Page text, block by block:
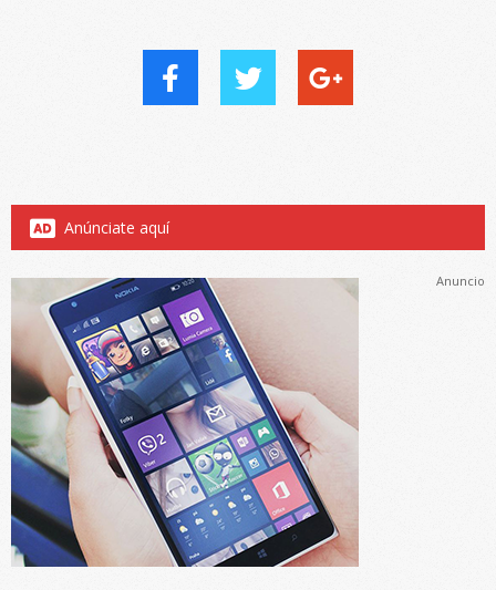
Anúnciate aquí
Anuncio